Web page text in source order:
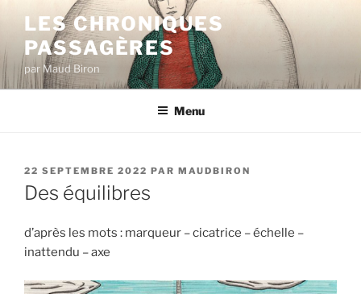
contenu
principal
LES CHRONIQUES
PASSAGÈRES
par Maud Biron
Menu
PUBLIÉ
LE
22 SEPTEMBRE 2022 PAR MAUDBIRON
Des équilibres
d’après les mots : marqueur – cicatrice – échelle –
inattendu – axe